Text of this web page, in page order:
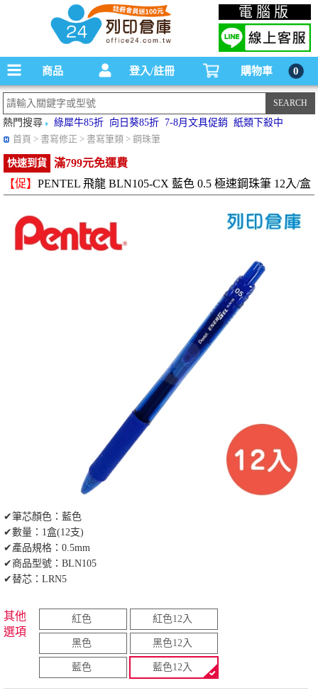
碳粉匣，墨水匣,原廠碳粉匣，副廠碳粉匣，環保碳粉匣,連續供墨印表機-office24列印
倉庫線上購物手機版
電腦版
商品 登入/註冊 購物車 0
熱門搜尋 綠犀牛85折 向日葵85折 7-8月文具促銷
紙類下殺中
首頁 > 書寫修正 > 書寫筆類 > 鋼珠筆
快速到貨
滿799元免運費
【促】 PENTEL 飛龍 BLN105-CX 藍色 0.5 極速鋼珠筆 12入/盒
✔筆芯顏色：藍色
✔數量：1盒(12支)
✔產品規格：0.5mm
✔商品型號：BLN105
✔替芯：LRN5
其他
選項
紅色 紅色12入
黑色 黑色12入
藍色 藍色12入